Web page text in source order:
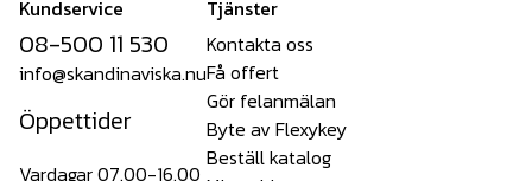
Kundservice
08-500 11 530
info@skandinaviska.nu
Öppettider
Vardagar 07.00-16.00
Tjänster
Kontakta oss
Få offert
Gör felanmälan
Byte av Flexykey
Beställ katalog